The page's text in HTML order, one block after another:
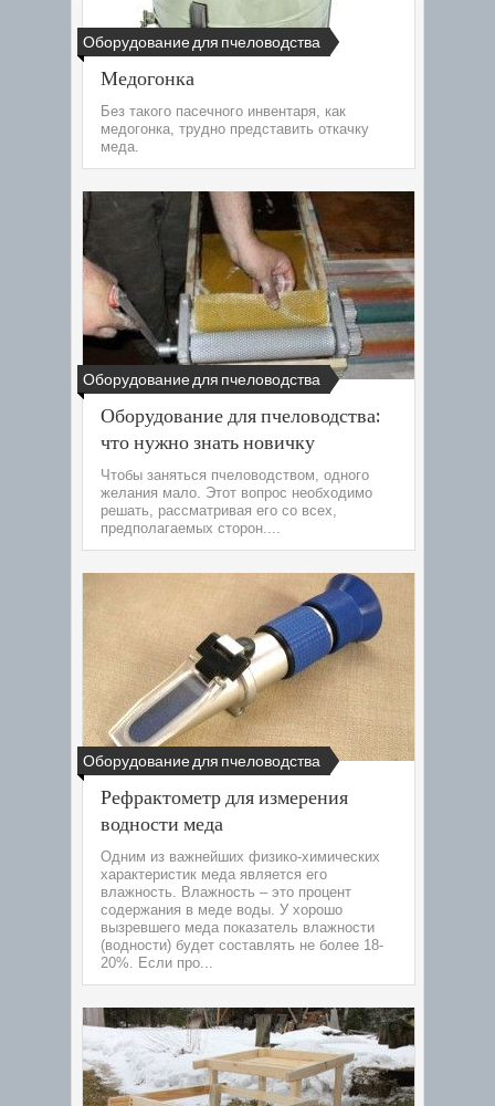
Оборудование для пчеловодства
Медогонка
Без такого пасечного инвентаря, как
медогонка, трудно представить откачку
меда.
Оборудование для пчеловодства
Оборудование для пчеловодства:
что нужно знать новичку
Чтобы заняться пчеловодством, одного
желания мало. Этот вопрос необходимо
решать, рассматривая его со всех,
предполагаемых сторон....
Оборудование для пчеловодства
Рефрактометр для измерения
водности меда
Одним из важнейших физико-химических
характеристик меда является его
влажность. Влажность – это процент
содержания в меде воды. У хорошо
вызревшего меда показатель влажности
(водности) будет составлять не более 18-
20%. Если про...